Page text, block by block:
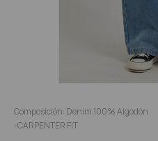
Composición: Denim 100% Algodón
-CARPENTER FIT